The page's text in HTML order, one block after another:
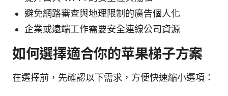
避免網路審查與地理限制的廣告個人化
企業或遠端工作需要安全連線公司資源
如何選擇適合你的苹果梯子方案
在選擇前，先確認以下需求，方便快速縮小選項：